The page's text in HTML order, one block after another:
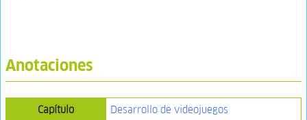
Anotaciones
Capítulo Desarrollo de videojuegos